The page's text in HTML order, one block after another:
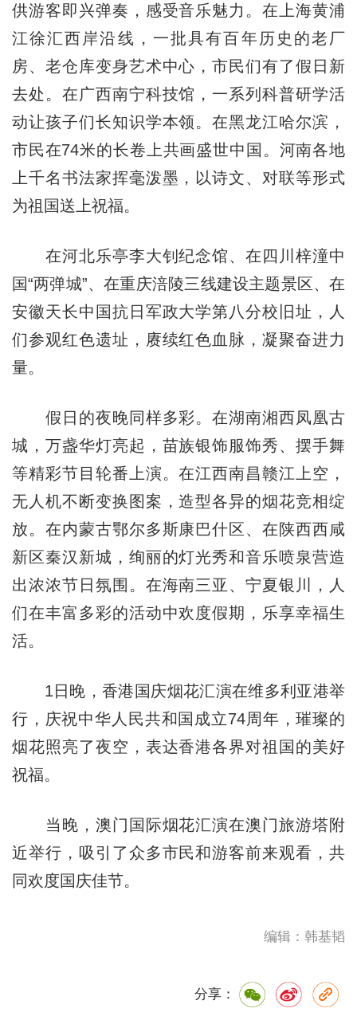
供游客即兴弹奏，感受音乐魅力。在上海黄浦
江徐汇西岸沿线，一批具有百年历史的老厂
房、老仓库变身艺术中心，市民们有了假日新
去处。在广西南宁科技馆，一系列科普研学活
动让孩子们长知识学本领。在黑龙江哈尔滨，
市民在74米的长卷上共画盛世中国。河南各地
上千名书法家挥毫泼墨，以诗文、对联等形式
为祖国送上祝福。
在河北乐亭李大钊纪念馆、在四川梓潼中
国“两弹城”、在重庆涪陵三线建设主题景区、在
安徽天长中国抗日军政大学第八分校旧址，人
们参观红色遗址，赓续红色血脉，凝聚奋进力
量。
假日的夜晚同样多彩。在湖南湘西凤凰古
城，万盏华灯亮起，苗族银饰服饰秀、摆手舞
等精彩节目轮番上演。在江西南昌赣江上空，
无人机不断变换图案，造型各异的烟花竞相绽
放。在内蒙古鄂尔多斯康巴什区、在陕西西咸
新区秦汉新城，绚丽的灯光秀和音乐喷泉营造
出浓浓节日氛围。在海南三亚、宁夏银川，人
们在丰富多彩的活动中欢度假期，乐享幸福生
活。
1日晚，香港国庆烟花汇演在维多利亚港举
行，庆祝中华人民共和国成立74周年，璀璨的
烟花照亮了夜空，表达香港各界对祖国的美好
祝福。
当晚，澳门国际烟花汇演在澳门旅游塔附
近举行，吸引了众多市民和游客前来观看，共
同欢度国庆佳节。
编辑：韩基韬
分享：